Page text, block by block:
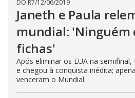
DO R7/12/06/2019
Janeth e Paula
mundial: 'Ninguém
fichas'
Após eliminar os EUA na
e chegou à conquista inédita;
venceram o Mundial